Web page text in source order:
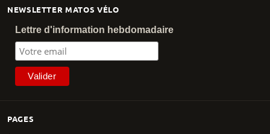
PAGES
NEWSLETTER MATOS VÉLO
Lettre d'information hebdomadaire